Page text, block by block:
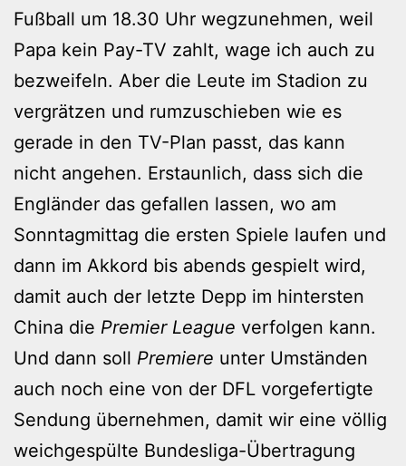
Fußball um 18.30 Uhr wegzunehmen, weil
Papa kein Pay-TV zahlt, wage ich auch zu
bezweifeln. Aber die Leute im Stadion zu
vergrätzen und rumzuschieben wie es
gerade in den TV-Plan passt, das kann
nicht angehen. Erstaunlich, dass sich die
Engländer das gefallen lassen, wo am
Sonntagmittag die ersten Spiele laufen und
dann im Akkord bis abends gespielt wird,
damit auch der letzte Depp im hintersten
China die Premier League verfolgen kann.
Und dann soll Premiere unter Umständen
auch noch eine von der DFL vorgefertigte
Sendung übernehmen, damit wir eine völlig
weichgespülte Bundesliga-Übertragung